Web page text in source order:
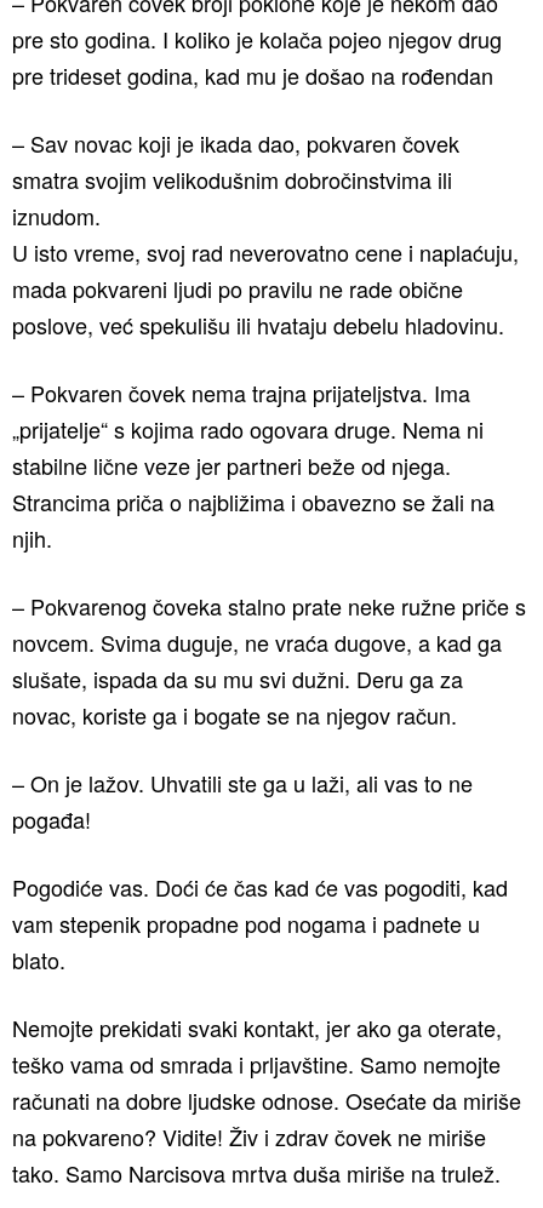
pre sto godina. I koliko je kolača pojeo njegov drug
pre trideset godina, kad mu je došao na rođendan
– Sav novac koji je ikada dao, pokvaren čovek
smatra svojim velikodušnim dobročinstvima ili
iznudom.
U isto vreme, svoj rad neverovatno cene i naplaćuju,
mada pokvareni ljudi po pravilu ne rade obične
poslove, već spekulišu ili hvataju debelu hladovinu.
– Pokvaren čovek nema trajna prijateljstva. Ima
„prijatelje“ s kojima rado ogovara druge. Nema ni
stabilne lične veze jer partneri beže od njega.
Strancima priča o najbližima i obavezno se žali na
njih.
– Pokvarenog čoveka stalno prate neke ružne priče s
novcem. Svima duguje, ne vraća dugove, a kad ga
slušate, ispada da su mu svi dužni. Deru ga za
novac, koriste ga i bogate se na njegov račun.
– On je lažov. Uhvatili ste ga u laži, ali vas to ne
pogađa!
Pogodiće vas. Doći će čas kad će vas pogoditi, kad
vam stepenik propadne pod nogama i padnete u
blato.
Nemojte prekidati svaki kontakt, jer ako ga oterate,
teško vama od smrada i prljavštine. Samo nemojte
računati na dobre ljudske odnose. Osećate da miriše
na pokvareno? Vidite! Živ i zdrav čovek ne miriše
tako. Samo Narcisova mrtva duša miriše na trulež.